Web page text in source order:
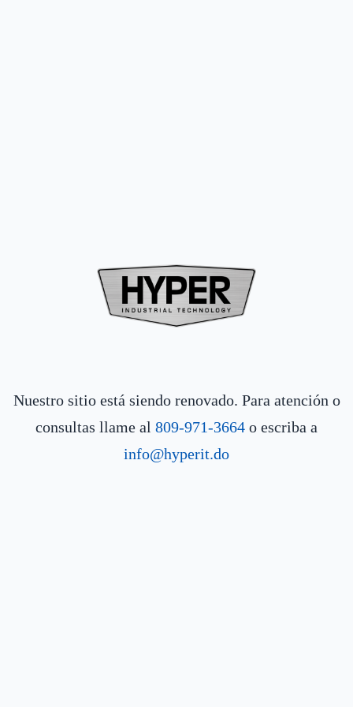
Nuestro sitio está siendo renovado. Para atención o
consultas llame al 809-971-3664 o escriba a
info@hyperit.do